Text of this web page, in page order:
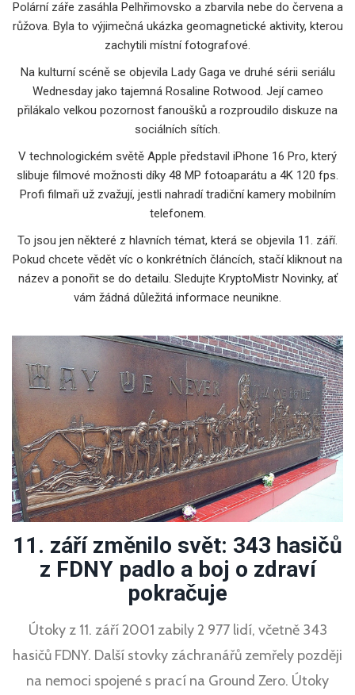
Polární záře zasáhla Pelhřimovsko a zbarvila nebe do červena a
růžova. Byla to výjimečná ukázka geomagnetické aktivity, kterou
zachytili místní fotografové.
Na kulturní scéně se objevila Lady Gaga ve druhé sérii seriálu
Wednesday jako tajemná Rosaline Rotwood. Její cameo
přilákalo velkou pozornost fanoušků a rozproudilo diskuze na
sociálních sítích.
V technologickém světě Apple představil iPhone 16 Pro, který
slibuje filmové možnosti díky 48 MP fotoaparátu a 4K 120 fps.
Profi filmaři už zvažují, jestli nahradí tradiční kamery mobilním
telefonem.
To jsou jen některé z hlavních témat, která se objevila 11. září.
Pokud chcete vědět víc o konkrétních článcích, stačí kliknout na
název a ponořit se do detailu. Sledujte KryptoMistr Novinky, ať
vám žádná důležitá informace neunikne.
11. září změnilo svět: 343 hasičů
z FDNY padlo a boj o zdraví
pokračuje
Útoky z 11. září 2001 zabily 2 977 lidí, včetně 343
hasičů FDNY. Další stovky záchranářů zemřely později
na nemoci spojené s prací na Ground Zero. Útoky